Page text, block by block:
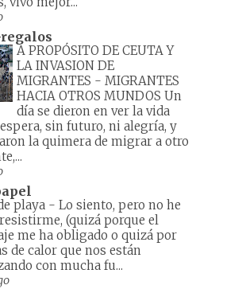
A PROPÓSITO DE CEUTA Y
LA INVASION DE
MIGRANTES - MIGRANTES
HACIA OTROS MUNDOS Un
día se dieron en ver la vida
sin futuro, ni alegría, y
la quimera de migrar a otro
playa - Lo siento, pero no he
(quizá porque el
me ha obligado o quizá por
de calor que nos están
con mucha fu...